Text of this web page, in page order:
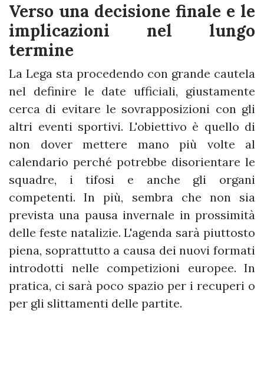
Verso una decisione finale e le
implicazioni nel lungo
termine
La Lega sta procedendo con grande cautela
nel definire le date ufficiali, giustamente
cerca di evitare le sovrapposizioni con gli
altri eventi sportivi. L'obiettivo è quello di
non dover mettere mano più volte al
calendario perché potrebbe disorientare le
squadre, i tifosi e anche gli organi
competenti. In più, sembra che non sia
prevista una pausa invernale in prossimità
delle feste natalizie. L'agenda sarà piuttosto
piena, soprattutto a causa dei nuovi formati
introdotti nelle competizioni europee. In
pratica, ci sarà poco spazio per i recuperi o
per gli slittamenti delle partite.